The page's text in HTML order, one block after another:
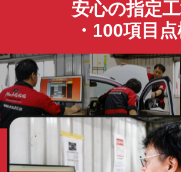
安心の指定
・100項目